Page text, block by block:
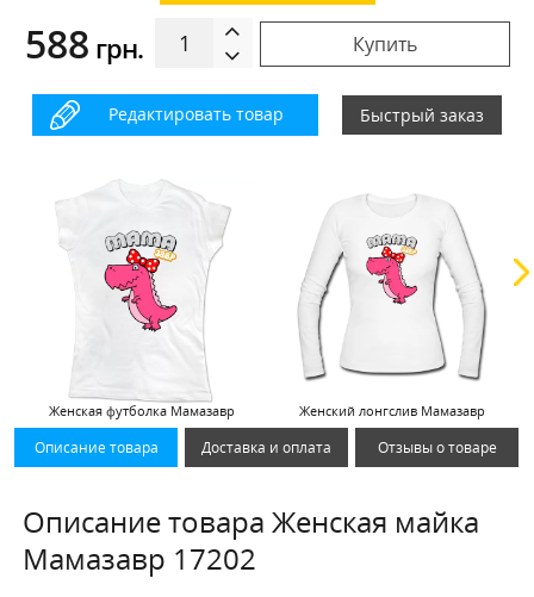
588 грн. Купить
Редактировать товар Быстрый заказ
Женская футболка Мамазавр Женский лонгслив Мамазавр
Описание товара Доставка и оплата Отзывы о товаре
Описание товара Женская майка
Мамазавр 17202